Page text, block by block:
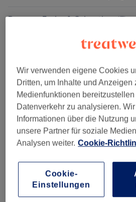
Damen - Farbe & Coloration (7)
(1)
Herren - Haarschnitte & Stylings (
Kinder - Haarschnitte & Stylings (
Unsere Arbeit
Bild anklicken für weitere Details
Wir verwenden eigene Cookies
Dritten, um Inhalte und Anzeigen
Medienfunktionen
Datenverkehr zu analysieren.
Informationen über die Nutzung
unsere Partner für soziale
Analysen weiter. Cookie-
Cookie-
Einstellungen